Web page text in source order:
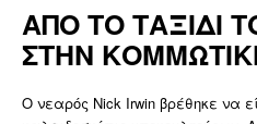
ΑΠΟ ΤΟ ΤΑΞΙΔΙ
ΣΤΗΝ
Ο νεαρός Nick Irwin βρέθηκε να